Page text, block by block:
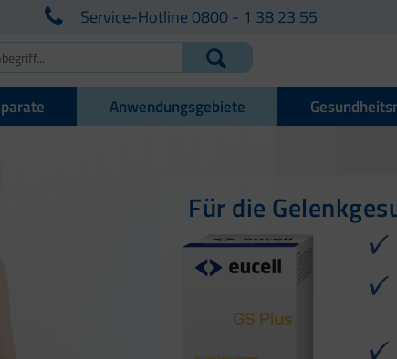
Service-Hotline 0800 - 1 38 23 55
Anwendungsgebiete
Für die
Für Sehnen,
Für die